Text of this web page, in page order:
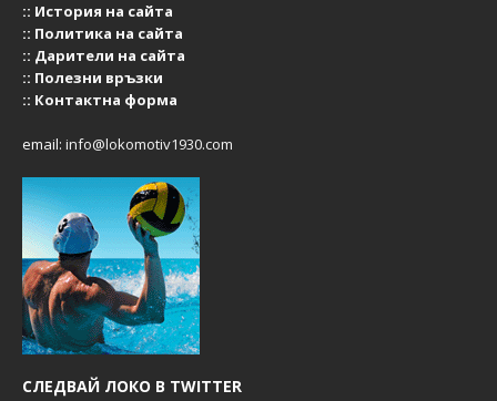
:: История на сайта
:: Политика на сайта
:: Дарители на сайта
:: Полезни връзки
:: Контактна форма
email: info@lokomotiv1930.com
СЛЕДВАЙ ЛОКО В TWITTER